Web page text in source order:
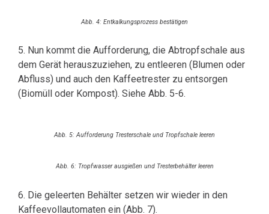
Abb. 4: Entkalkungsprozess bestätigen
5. Nun kommt die Aufforderung, die Abtropfschale aus
dem Gerät herauszuziehen, zu entleeren (Blumen oder
Abfluss) und auch den Kaffeetrester zu entsorgen
(Biomüll oder Kompost). Siehe Abb. 5-6.
Abb. 5: Aufforderung Tresterschale und Tropfschale leeren
Abb. 6: Tropfwasser ausgießen und Tresterbehälter leeren
6. Die geleerten Behälter setzen wir wieder in den
Kaffeevollautomaten ein (Abb. 7).